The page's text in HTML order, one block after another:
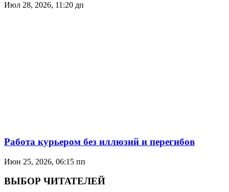
Июл 28, 2026, 11:20 дп
Работа курьером без иллюзий и перегибов
Июн 25, 2026, 06:15 пп
ВЫБОР ЧИТАТЕЛЕЙ